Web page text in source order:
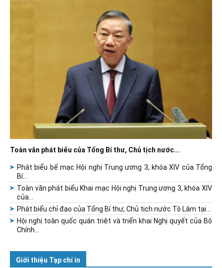
Toàn văn phát biểu của Tổng Bí thư, Chủ tịch nước...
Phát biểu bế mạc Hội nghị Trung ương 3, khóa XIV của Tổng
Bí...
Toàn văn phát biểu Khai mạc Hội nghị Trung ương 3, khóa XIV
của...
Phát biểu chỉ đạo của Tổng Bí thư, Chủ tịch nước Tô Lâm tại...
Hội nghị toàn quốc quán triệt và triển khai Nghị quyết của Bộ
Chính...
Giới thiệu Tạp chí in